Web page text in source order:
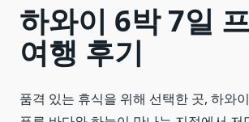
하와이 6박 7일
여행 후기
품격 있는 휴식을 위해 선택한 곳, 하와